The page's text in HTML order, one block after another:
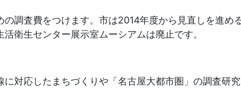
の調査費をつけます。市は2014年度から見直しを進め
活衛生センター展示室ムーシアムは廃止です。
に対応したまちづくりや「名古屋大都市圏」の調査研